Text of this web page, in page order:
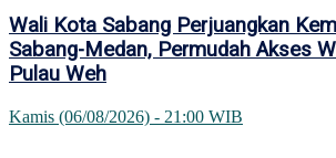
Wali Kota Sabang Perjuangkan
Sabang-Medan, Permudah Akses
Pulau Weh
Kamis (06/08/2026) - 21:00 WIB